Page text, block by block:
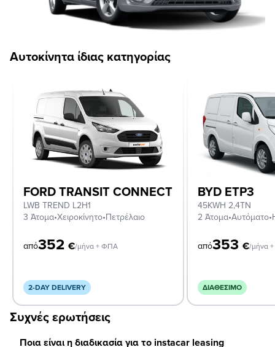
Αυτοκίνητα ίδιας κατηγορίας
FORD TRANSIT CONNECT
LWB TREND L2H1
3 Άτομα•Χειροκίνητο•Πετρέλαιο
από352 €/μήνα + ΦΠΑ
2-DAY DELIVERY
BYD ETP3
45KWH 2,4TN
2 Άτομα•Αυτόματο•
από353 €/μήνα
ΔΙΑΘΈΣΙΜΟ
Συχνές ερωτήσεις
Ποια είναι η διαδικασία για το instacar leasing